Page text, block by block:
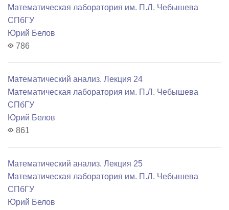
Математичеcкая лаборатория им. П.Л. Чебышева
СПбГУ
Юрий Белов
786
Математический анализ. Лекция 24
Математичеcкая лаборатория им. П.Л. Чебышева
СПбГУ
Юрий Белов
861
Математический анализ. Лекция 25
Математичеcкая лаборатория им. П.Л. Чебышева
СПбГУ
Юрий Белов